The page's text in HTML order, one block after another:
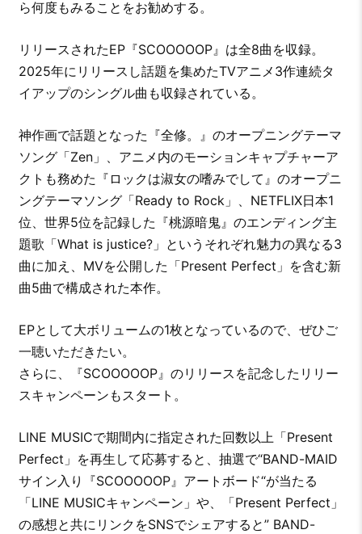
ら何度もみることをお勧めする。
リリースされたEP『SCOOOOOP』は全8曲を収録。
2025年にリリースし話題を集めたTVアニメ3作連続タ
イアップのシングル曲も収録されている。
神作画で話題となった『全修。』のオープニングテーマ
ソング「Zen」、アニメ内のモーションキャプチャーア
クトも務めた『ロックは淑女の嗜みでして』のオープニ
ングテーマソング「Ready to Rock」、NETFLIX日本1
位、世界5位を記録した『桃源暗鬼』のエンディング主
題歌「What is justice?」というそれぞれ魅力の異なる3
曲に加え、MVを公開した「Present Perfect」を含む新
曲5曲で構成された本作。
EPとして大ボリュームの1枚となっているので、ぜひご
一聴いただきたい。
さらに、『SCOOOOOP』のリリースを記念したリリー
スキャンペーンもスタート。
LINE MUSICで期間内に指定された回数以上「Present
Perfect」を再生して応募すると、抽選で“BAND-MAID
サイン入り『SCOOOOOP』アートボード“が当たる
「LINE MUSICキャンペーン」や、「Present Perfect」
の感想と共にリンクをSNSでシェアすると” BAND-